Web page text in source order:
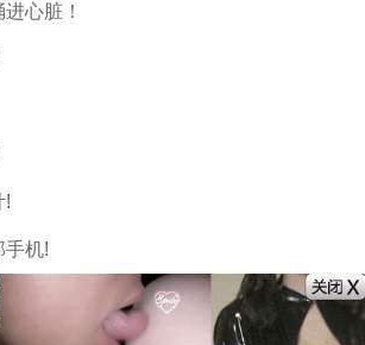
心脏！
!
手机!